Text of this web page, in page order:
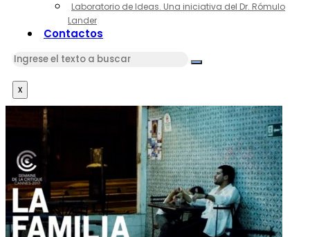
Laboratorio de Ideas. Una iniciativa del Dr. Rómulo
Lander
Contactos
x